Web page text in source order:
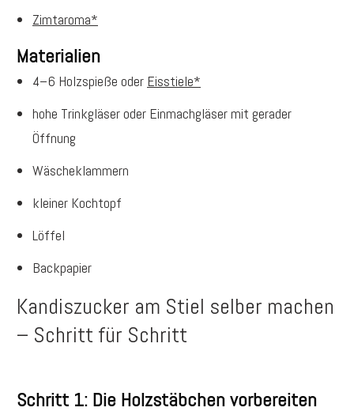
Zimtaroma*
Materialien
4–6 Holzspieße oder Eisstiele*
hohe Trinkgläser oder Einmachgläser mit gerader
Öffnung
Wäscheklammern
kleiner Kochtopf
Löffel
Backpapier
Kandiszucker am Stiel selber machen
– Schritt für Schritt
Schritt 1: Die Holzstäbchen vorbereiten